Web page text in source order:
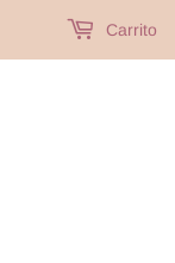
Carrito